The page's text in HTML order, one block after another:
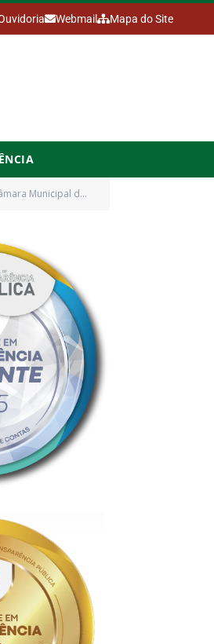
Webmail Mapa do Site
outras providencias)